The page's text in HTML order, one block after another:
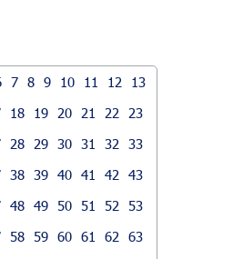
7 8 9 10 11 12
13
18 19 20 21 22
23
28 29 30 31 32
33
38 39 40 41 42
43
48 49 50 51 52
53
58 59 60 61 62
63